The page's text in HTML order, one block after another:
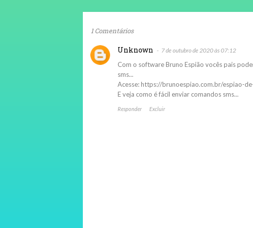
1 Comentários
Unknown 7 de outubro de 2020 às 07:12
Com o software Bruno Espião vocês pais
sms...
Acesse: https://brunoespiao.com.br/espiao-
E veja como é fácil enviar comandos sms...
Responder Excluir